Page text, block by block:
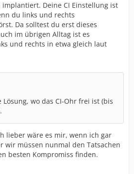
Deine CI Einstellung ist
du links und rechts
Da solltest du erst dieses
im übrigen Alltag ist es
und rechts in etwa gleich laut
wo das CI-Ohr frei ist (bis
lieber wäre es mir, wenn ich gar
wir müssen nunmal den Tatsachen
besten Kompromiss finden.